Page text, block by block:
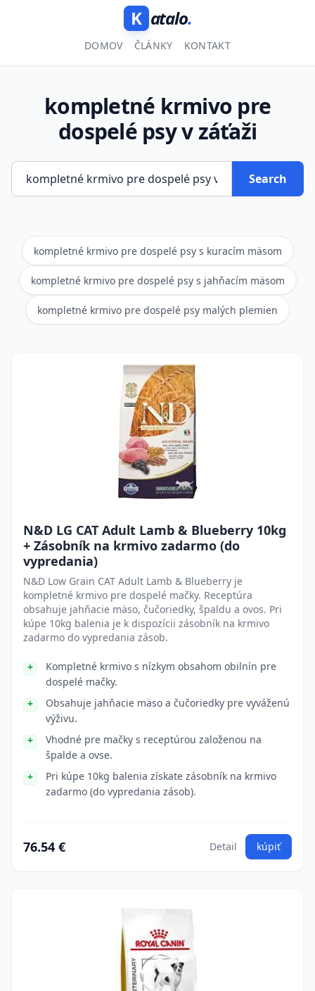
K atalo.
DOMOV ČLÁNKY KONTAKT
kompletné krmivo pre
dospelé psy v záťaži
Search
kompletné krmivo pre dospelé psy s kuracím mäsom
kompletné krmivo pre dospelé psy s jahňacím mäsom
kompletné krmivo pre dospelé psy malých plemien
N&D LG CAT Adult Lamb & Blueberry 10kg
+ Zásobník na krmivo zadarmo (do
vypredania)
N&D Low Grain CAT Adult Lamb & Blueberry je
kompletné krmivo pre dospelé mačky. Receptúra
obsahuje jahňacie mäso, čučoriedky, špaldu a ovos. Pri
kúpe 10kg balenia je k dispozícii zásobník na krmivo
zadarmo do vypredania zásob.
Kompletné krmivo s nízkym obsahom obilnín pre
dospelé mačky.
Obsahuje jahňacie mäso a čučoriedky pre vyváženú
výživu.
Vhodné pre mačky s receptúrou založenou na
špalde a ovse.
Pri kúpe 10kg balenia získate zásobník na krmivo
zadarmo (do vypredania zásob).
76.54 € Detail kúpiť